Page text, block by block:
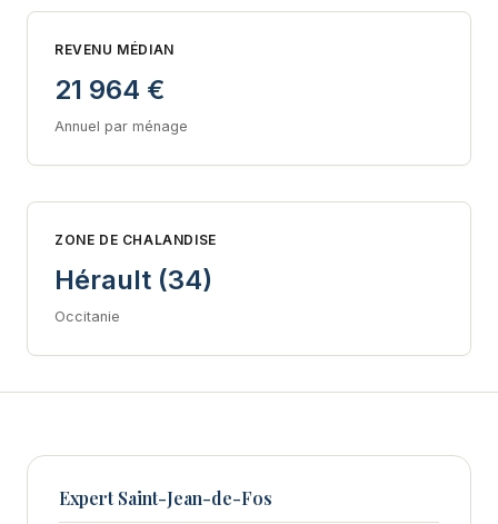
REVENU MÉDIAN
21 964 €
Annuel par ménage
ZONE DE CHALANDISE
Hérault (34)
Occitanie
Expert Saint-Jean-de-Fos